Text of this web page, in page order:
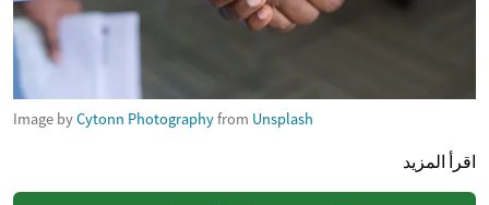
Image byCytonn Photographyfrom Unsplash
اقرأ المزيد